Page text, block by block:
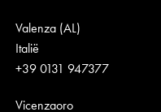
Valenza (AL)
Italië
+39 0131 947377
Vicenzaoro